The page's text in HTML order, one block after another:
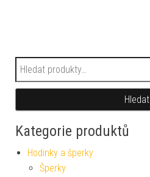
Hledat:
Hledat
Kategorie produktů
Hodinky a šperky
Šperky